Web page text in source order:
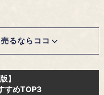
るならココ
】
すめTOP3